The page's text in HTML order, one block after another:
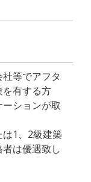
等でアフタ
有する方
ションが取
1、2級建築
は優遇致し